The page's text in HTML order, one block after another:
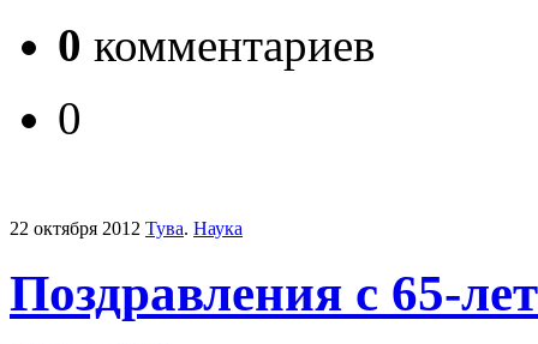
0 комментариев
0
22 октября 2012 Тува. Наука
Поздравления с 65-